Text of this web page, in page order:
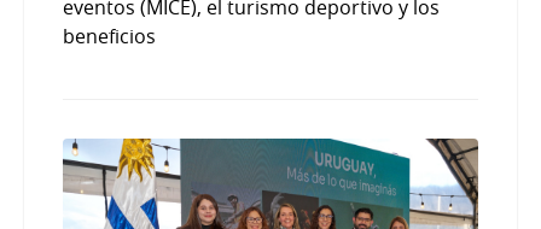
eventos (MICE), el turismo deportivo y los
beneficios